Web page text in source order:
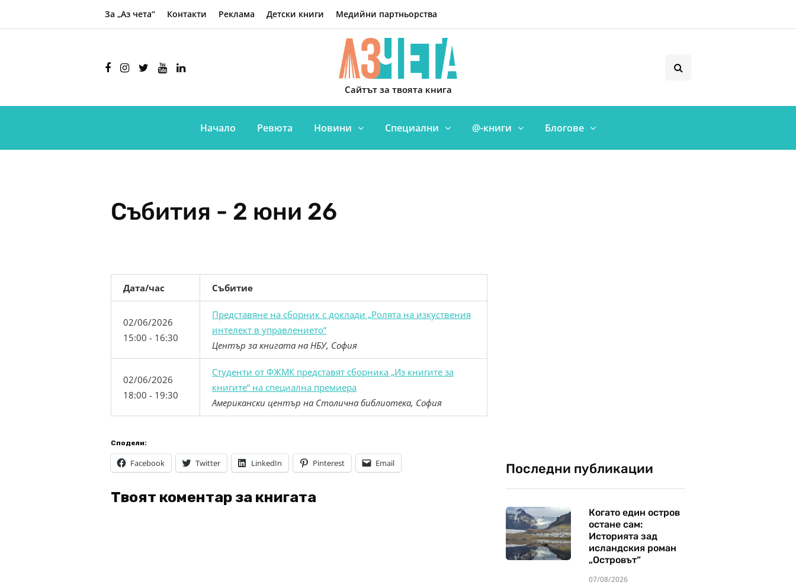
За „Аз чета“ Контакти Реклама Детски книги Медийни партньорства
Сайтът за твоята книга
Начало Ревюта Новини Специални @-книги Блогове
Събития - 2 юни 26
Дата/час Събитие
02/06/2026
15:00 - 16:30
Представяне на сборник с доклади „Ролята на изкуствения
интелект в управлението“
Център за книгата на НБУ, София
02/06/2026
18:00 - 19:30
Студенти от ФЖМК представят сборника „Из книгите за
книгите“ на специална премиера
Американски център на Столична библиотека, София
Сподели:
Facebook Twitter LinkedIn Pinterest Email
Твоят коментар за книгата
Последни публикации
Когато един остров
остане сам:
Историята зад
исландския роман
„Островът“
07/08/2026